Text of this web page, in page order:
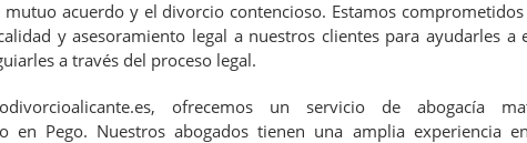
mutuo acuerdo y el divorcio contencioso. Estamos
y asesoramiento legal a nuestros clientes para ayudarles a
a través del proceso legal.
ofrecemos un servicio de abogacía
en Pego. Nuestros abogados tienen una amplia experiencia